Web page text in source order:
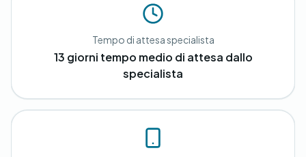
Tempo di attesa specialista
13 giorni tempo medio di attesa dallo
specialista